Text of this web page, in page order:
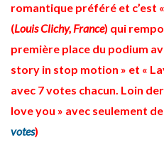
romantique préféré et c’est
(Louis Clichy, France) qui
première place du podium
story in stop motion » et «
avec 7 votes chacun. Loin
love you » avec seulement
votes)